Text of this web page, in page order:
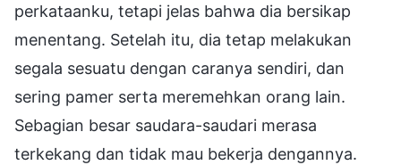
perkataanku, tetapi jelas bahwa dia bersikap
menentang. Setelah itu, dia tetap melakukan
segala sesuatu dengan caranya sendiri, dan
sering pamer serta meremehkan orang lain.
Sebagian besar saudara-saudari merasa
terkekang dan tidak mau bekerja dengannya.